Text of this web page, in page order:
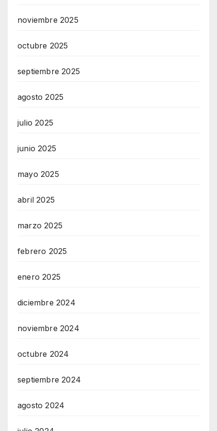
noviembre 2025
octubre 2025
septiembre 2025
agosto 2025
julio 2025
junio 2025
mayo 2025
abril 2025
marzo 2025
febrero 2025
enero 2025
diciembre 2024
noviembre 2024
octubre 2024
septiembre 2024
agosto 2024